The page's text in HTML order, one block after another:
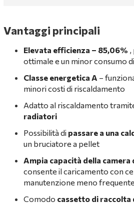
Vantaggi principali
Elevata efficienza – 85,06%
ottimale e un minor consumo
Classe energetica A –
minori costi di riscaldamento
Adatto al riscaldamento
radiatori
Possibilità di passare a una
un bruciatore a pellet
Ampia capacità della camera
consente il caricamento con
manutenzione meno frequente
Comodo cassetto di raccolta